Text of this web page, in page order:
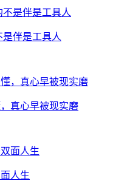
伴是工具人
真心早被现实磨
人生